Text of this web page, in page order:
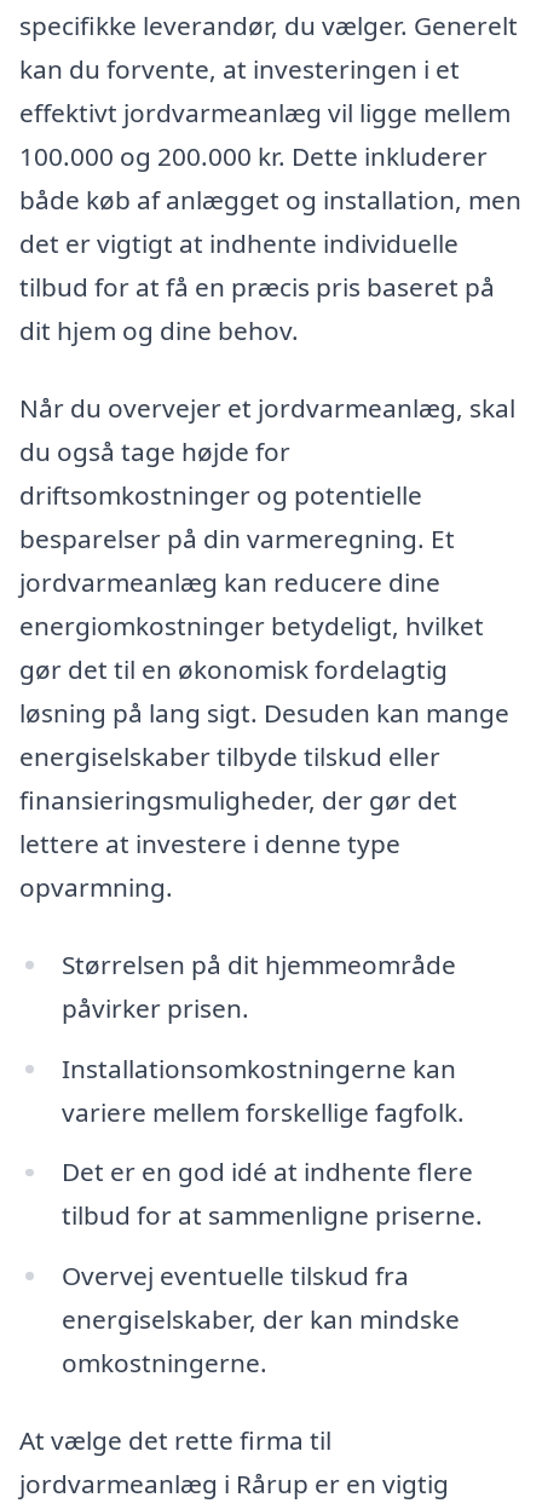
specifikke leverandør, du vælger. Generelt
kan du forvente, at investeringen i et
effektivt jordvarmeanlæg vil ligge mellem
100.000 og 200.000 kr. Dette inkluderer
både køb af anlægget og installation, men
det er vigtigt at indhente individuelle
tilbud for at få en præcis pris baseret på
dit hjem og dine behov.
Når du overvejer et jordvarmeanlæg, skal
du også tage højde for
driftsomkostninger og potentielle
besparelser på din varmeregning. Et
jordvarmeanlæg kan reducere dine
energiomkostninger betydeligt, hvilket
gør det til en økonomisk fordelagtig
løsning på lang sigt. Desuden kan mange
energiselskaber tilbyde tilskud eller
finansieringsmuligheder, der gør det
lettere at investere i denne type
opvarmning.
Størrelsen på dit hjemmeområde
påvirker prisen.
Installationsomkostningerne kan
variere mellem forskellige fagfolk.
Det er en god idé at indhente flere
tilbud for at sammenligne priserne.
Overvej eventuelle tilskud fra
energiselskaber, der kan mindske
omkostningerne.
At vælge det rette firma til
jordvarmeanlæg i Rårup er en vigtig